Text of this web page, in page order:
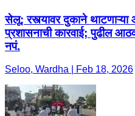
सेलू: रस्त्यावर दुकाने थाटणाऱ्या
प्रशासनाची कारवाई; पुढील
नपं.
Seloo, Wardha | Feb 18, 2026